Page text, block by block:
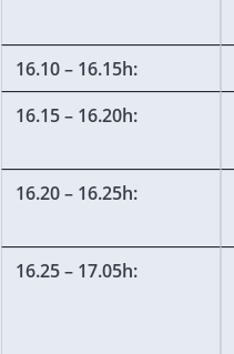
16.10 – 16.15h:
16.15 – 16.20h:
16.20 – 16.25h:
16.25 – 17.05h: